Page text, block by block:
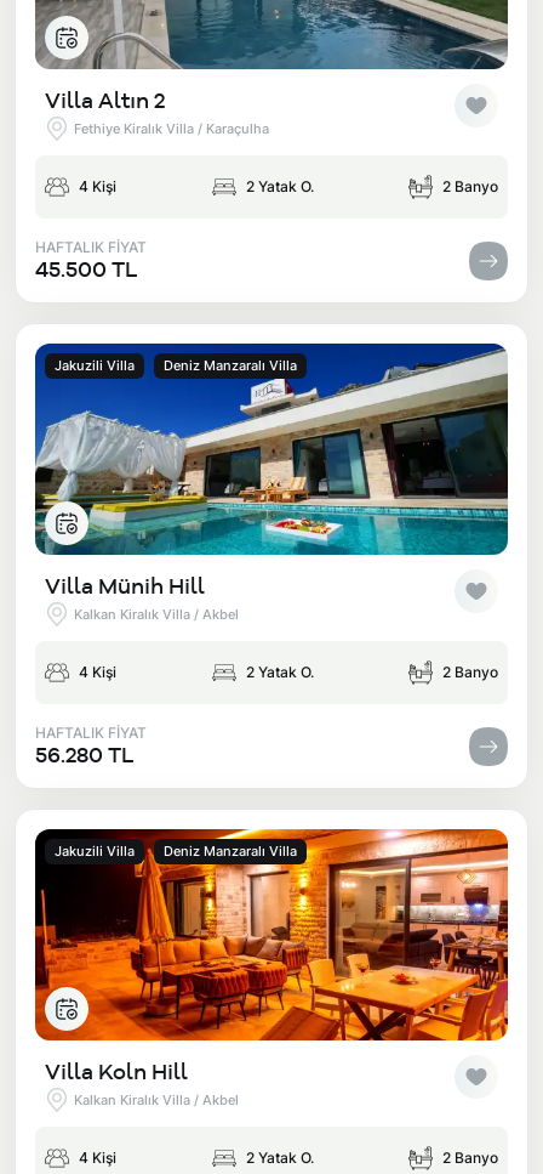
Villa Altın 2
Fethiye Kiralık Villa / Karaçulha
4 Kişi 2 Yatak O. 2 Banyo
HAFTALIK FİYAT
45.500 TL
Jakuzili Villa Deniz Manzaralı Villa
Villa Münih Hill
Kalkan Kiralık Villa / Akbel
4 Kişi 2 Yatak O. 2 Banyo
HAFTALIK FİYAT
56.280 TL
Jakuzili Villa Deniz Manzaralı Villa
Villa Koln Hill
Kalkan Kiralık Villa / Akbel
4 Kişi 2 Yatak O. 2 Banyo